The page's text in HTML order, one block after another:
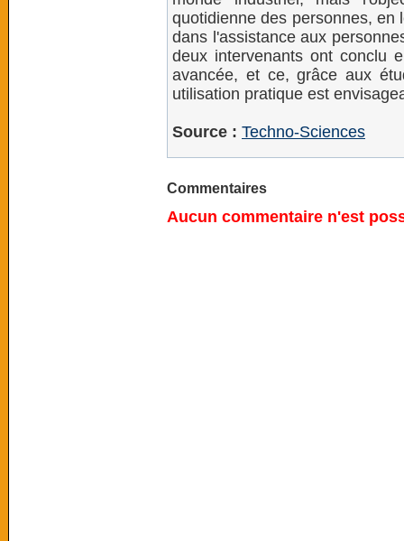
quotidienne des personnes, en
dans l'assistance aux
deux intervenants ont conclu
avancée, et ce, grâce aux
utilisation pratique est
Source : Techno-Sciences
Commentaires
Aucun commentaire n'est